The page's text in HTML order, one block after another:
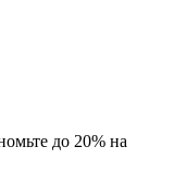
до 20% на